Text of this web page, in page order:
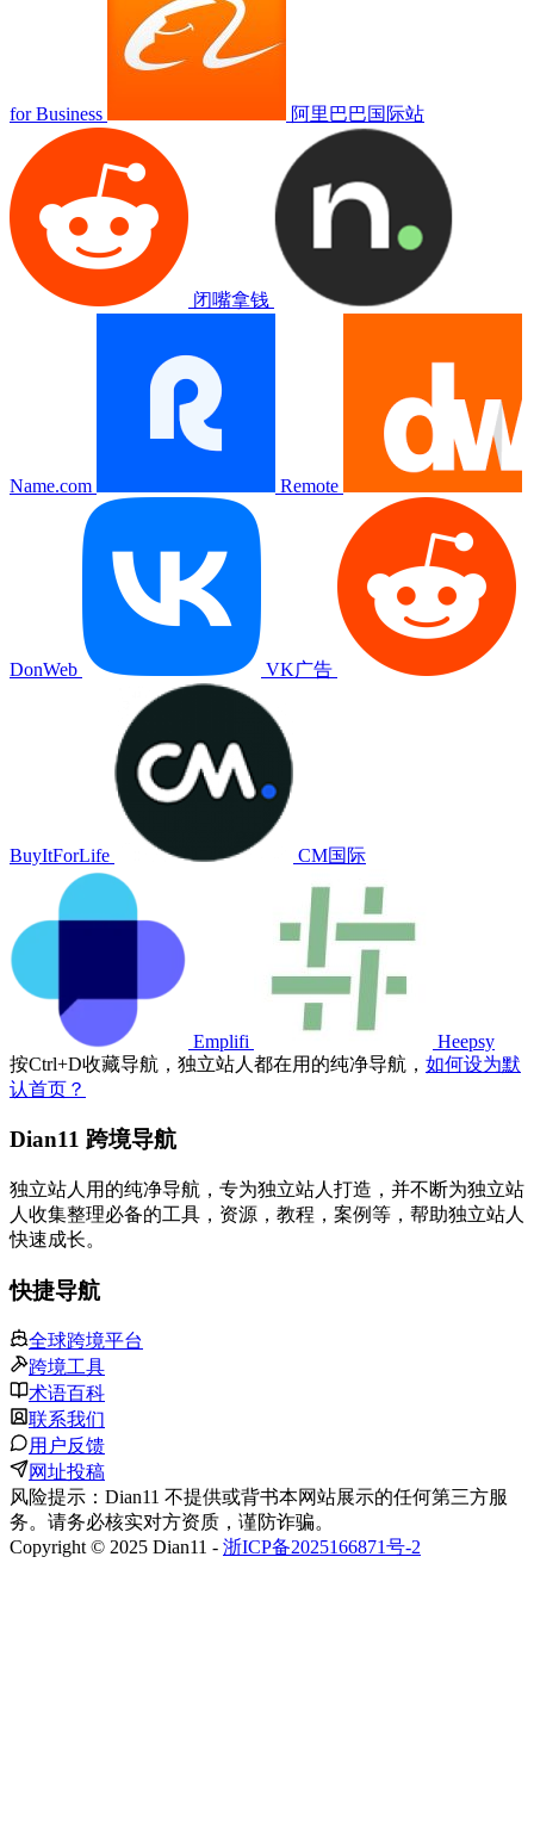
for Business 阿里巴巴国际站
闭嘴拿钱
Name.com Remote
DonWeb VK广告
BuyItForLife CM国际
Emplifi
Heepsy
按Ctrl+D收藏导航，独立站人都在用的纯净导航， 如何设为默
认首页？
Dian11 跨境导航
独立站人用的纯净导航，专为独立站人打造，并不断为独立站
人收集整理必备的工具，资源，教程，案例等，帮助独立站人
快速成长。
快捷导航
全球跨境平台
跨境工具
术语百科
联系我们
用户反馈
网址投稿
风险提示：Dian11 不提供或背书本网站展示的任何第三方服
务。请务必核实对方资质，谨防诈骗。
Copyright © 2025 Dian11 - 浙ICP备2025166871号-2